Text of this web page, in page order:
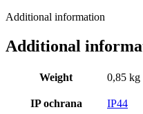
Additional information
Additional
Weight 0,85 kg
IP ochrana IP44